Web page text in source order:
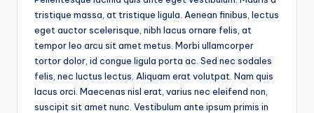
tristique massa, at tristique ligula. Aenean finibus, lectus
eget auctor scelerisque, nibh lacus ornare felis, at
tempor leo arcu sit amet metus. Morbi ullamcorper
tortor dolor, id congue ligula porta ac. Sed nec sodales
felis, nec luctus lectus. Aliquam erat volutpat. Nam quis
lacus orci. Maecenas nisl erat, varius nec eleifend non,
suscipit sit amet nunc. Vestibulum ante ipsum primis in